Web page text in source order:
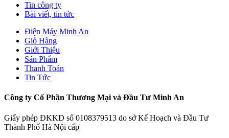
Tin công ty
Bài viết, tin tức
Điện Máy Minh An
Giỏ Hàng
Giới Thiệu
Sản Phẩm
Thanh Toán
Tin Tức
Công ty Cổ Phần Thương Mại và Đầu Tư Minh An
Giấy phép ĐKKD số 0108379513 do sở Kế Hoạch và Đầu Tư
Thành Phố Hà Nội cấp